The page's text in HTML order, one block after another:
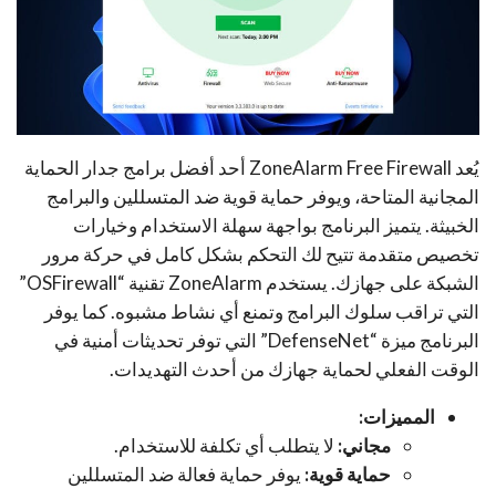
يُعد ZoneAlarm Free Firewall أحد أفضل برامج جدار الحماية
المجانية المتاحة، ويوفر حماية قوية ضد المتسللين والبرامج
الخبيثة. يتميز البرنامج بواجهة سهلة الاستخدام وخيارات
تخصيص متقدمة تتيح لك التحكم بشكل كامل في حركة مرور
الشبكة على جهازك. يستخدم ZoneAlarm تقنية “OSFirewall”
التي تراقب سلوك البرامج وتمنع أي نشاط مشبوه. كما يوفر
البرنامج ميزة “DefenseNet” التي توفر تحديثات أمنية في
الوقت الفعلي لحماية جهازك من أحدث التهديدات.
المميزات:
مجاني: لا يتطلب أي تكلفة للاستخدام.
حماية قوية: يوفر حماية فعالة ضد المتسللين